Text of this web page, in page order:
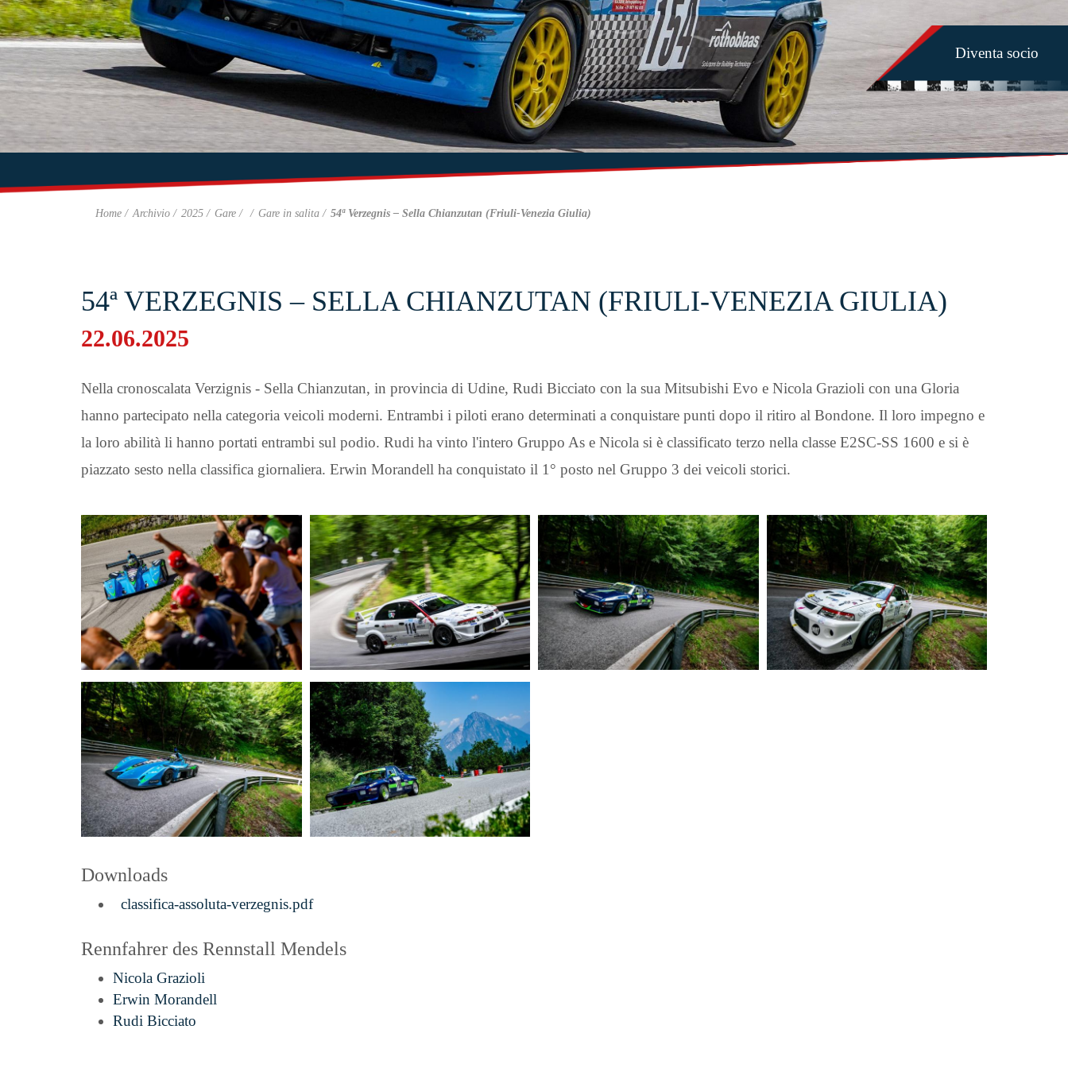
Diventa socio
Home Archivio 2025 Gare Gare in salita 54ª Verzegnis – Sella Chianzutan (Friuli-Venezia Giulia)
54ª VERZEGNIS – SELLA CHIANZUTAN (FRIULI-VENEZIA GIULIA)
22.06.2025
Nella cronoscalata Verzignis - Sella Chianzutan, in provincia di Udine, Rudi Bicciato con la sua Mitsubishi Evo e Nicola Grazioli con una Gloria
hanno partecipato nella categoria veicoli moderni. Entrambi i piloti erano determinati a conquistare punti dopo il ritiro al Bondone. Il loro impegno e
la loro abilità li hanno portati entrambi sul podio. Rudi ha vinto l'intero Gruppo As e Nicola si è classificato terzo nella classe E2SC-SS 1600 e si è
piazzato sesto nella classifica giornaliera. Erwin Morandell ha conquistato il 1° posto nel Gruppo 3 dei veicoli storici.
Downloads
classifica-assoluta-verzegnis.pdf
Rennfahrer des Rennstall Mendels
Nicola Grazioli
Erwin Morandell
Rudi Bicciato